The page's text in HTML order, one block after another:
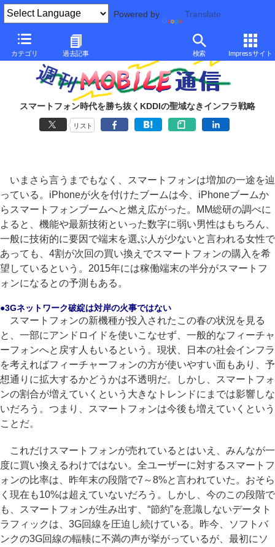
Powered by Translate
カテゴリ 過去記事 検索 Impressサイト
スマートフォン時代を勝ち抜くKDDIの聖域なきインフラ戦略
リスト
いまさら言うまでもなく、スマートフォンは増加の一途を辿
っている。iPhoneが火を付けたブームは今、iPhoneブームか
らスマートフォンブームへと燃え広がった。MM総研の調べに
よると、機能や最新技術といった数字に弱い男性はもちろん、
一般に技術的に要因で端末を選ぶ人が少ないと言われる女性で
あっても、4割が次回の買い換えでスマートフォンの購入を希
望しているという。2015年には稼働端末の半分がスマートフ
ォンになるとの予測もある。
●3Gネットワーク破綻は対岸の火事ではない
スマートフォンの新機種が投入されたこの春の状況を見る
と、一部にアンドロイドを使いこなせず、一般的なフィーチャ
ーフォンへと戻す人もいるという。現状、日本の社会インフラ
を考えればフィーチャーフォンの方が使いやすい面もあり、予
想通りに拡大するかどうかは不透明だ。しかし、スマートフォ
ンの割合が増えていくという大きなトレンドにまでは影響しな
いだろう。つまり、スマートフォンは今後も増えていくという
ことだ。
これだけスマートフォンが売れているとはいえ、みんなが一
度に買い換えるわけではない。全ユーザーに対するスマートフ
ォンの比率は、昨年末の段階で7～8%と言われていた。おそら
く現在も10%は超えていないだろう。しかし、今のこの段階で
も、スマートフォンが生み出す、“節約”を意識しないデータト
ラフィックは、3G回線を圧迫し続けている。昨今、ソフトバ
ンクの3G回線の輻輳に不満の声が挙がっているが、最初にソ